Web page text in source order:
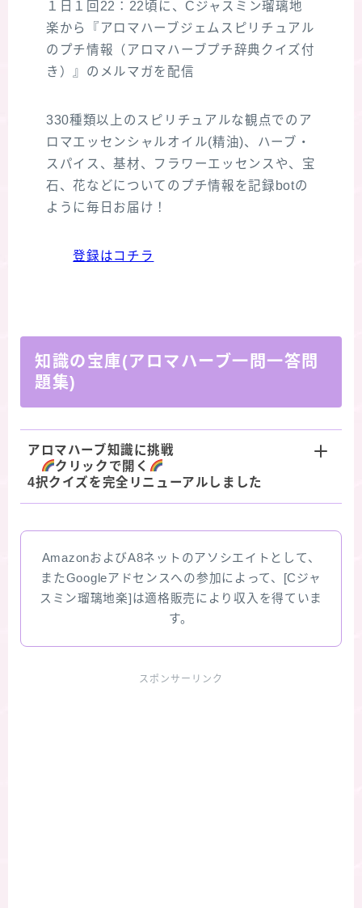
１日１回22：22頃に、Cジャスミン瑠璃地
楽から『アロマハーブジェムスピリチュアル
のプチ情報（アロマハーブプチ辞典クイズ付
き）』のメルマガを配信
330種類以上のスピリチュアルな観点でのア
ロマエッセンシャルオイル(精油)、ハーブ・
スパイス、基材、フラワーエッセンスや、宝
石、花などについてのプチ情報を記録botの
ように毎日お届け！
登録はコチラ
知識の宝庫(アロマハーブ一問一答問
題集)
アロマハーブ知識に挑戦
クリックで開く
4択クイズを完全リニューアルしました
AmazonおよびA8ネットのアソシエイトとして、
またGoogleアドセンスへの参加によって、[Cジャ
スミン瑠璃地楽]は適格販売により収入を得ていま
す。
スポンサーリンク